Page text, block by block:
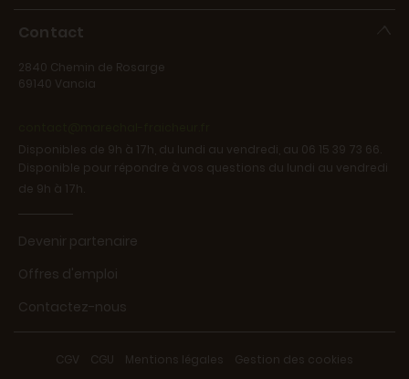
Contact
2840 Chemin de Rosarge
69140 Vancia
Disponibles de 9h à 17h, du lundi au vendredi, au 06 15 39 73 66.
Disponible pour répondre à vos questions du lundi au vendredi
de 9h à 17h.
Devenir partenaire
Offres d'emploi
Contactez-nous
CGV CGU Mentions légales Gestion des cookies